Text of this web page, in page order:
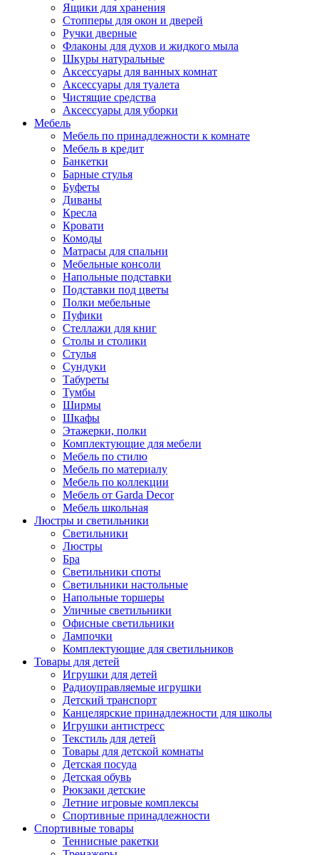
Ящики для хранения
Стопперы для окон и дверей
Ручки дверные
Флаконы для духов и жидкого мыла
Шкуры натуральные
Аксессуары для ванных комнат
Аксессуары для туалета
Чистящие средства
Аксессуары для уборки
Мебель
Мебель по принадлежности к комнате
Мебель в кредит
Банкетки
Барные стулья
Буфеты
Диваны
Кресла
Кровати
Комоды
Матрасы для спальни
Мебельные консоли
Напольные подставки
Подставки под цветы
Полки мебельные
Пуфики
Стеллажи для книг
Столы и столики
Стулья
Сундуки
Табуреты
Тумбы
Ширмы
Шкафы
Этажерки, полки
Комплектующие для мебели
Мебель по стилю
Мебель по материалу
Мебель по коллекции
Мебель от Garda Decor
Мебель школьная
Люстры и светильники
Светильники
Люстры
Бра
Светильники споты
Светильники настольные
Напольные торшеры
Уличные светильники
Офисные светильники
Лампочки
Комплектующие для светильников
Товары для детей
Игрушки для детей
Радиоуправляемые игрушки
Детский транспорт
Канцелярские принадлежности для школы
Игрушки антистресс
Текстиль для детей
Товары для детской комнаты
Детская посуда
Детская обувь
Рюкзаки детские
Летние игровые комплексы
Спортивные принадлежности
Спортивные товары
Теннисные ракетки